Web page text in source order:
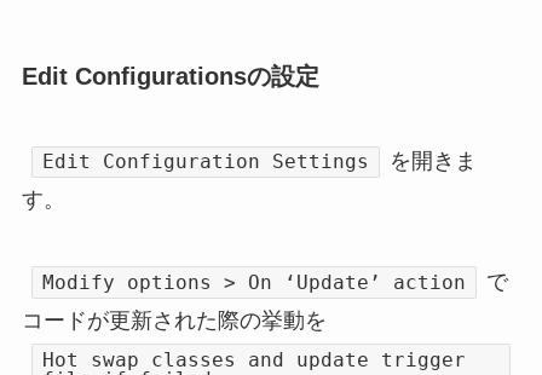
Edit Configurationsの設定
Edit Configuration Settings
を開きま
す。
Modify options > On ‘Update’ action
で
コードが更新された際の挙動を
Hot swap classes and update trigger